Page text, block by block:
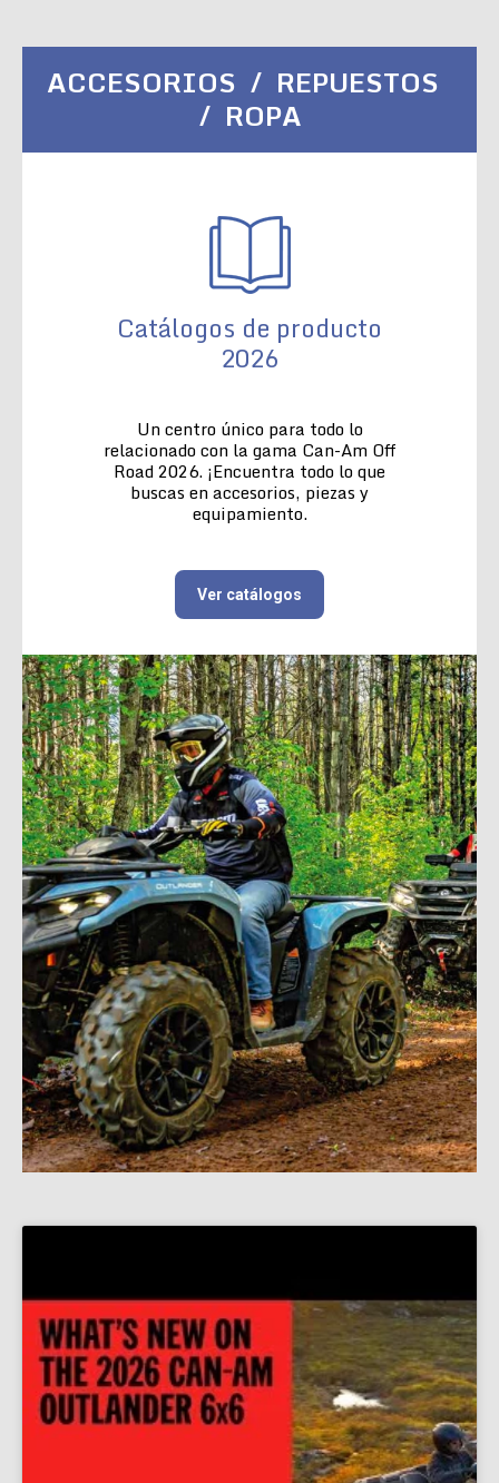
ACCESORIOS / REPUESTOS
/ ROPA
Catálogos de producto
2026
Un centro único para todo lo
relacionado con la gama Can-Am Off
Road 2026. ¡Encuentra todo lo que
buscas en accesorios, piezas y
equipamiento.
Ver catálogos